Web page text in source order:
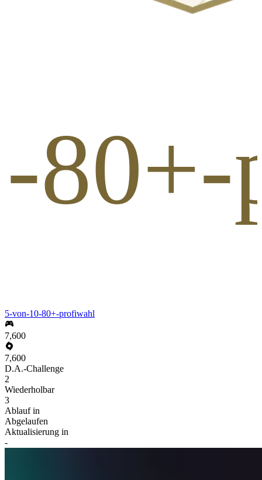
5-von-10-80+-profiwahl
7,600
7,600
D.A.-Challenge
2
Wiederholbar
3
Ablauf in
Abgelaufen
Aktualisierung in
-